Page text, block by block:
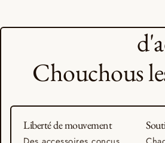
Chouchous
Liberté de mouvement